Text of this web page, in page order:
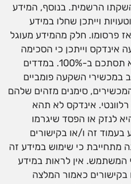
הרשמית. בנוסף, המידע
וייתכן שחלו במידע
פרסומו. חלק מהמידע מעוגל
וייתכן כי הסכימה
של סוג מידע מסוים לא תסתכם ב-100%. במדדים
השקעה פומביים
סימנים מזהים שלהם
אינדקס לא תהא
לנזק או הפסד שיגרמו
בעמוד זה ו/או בקישורים
מתחייבת כי שימוש במידע זה
המשתמש. אין לראות במידע
בקישורים כאמור המלצה